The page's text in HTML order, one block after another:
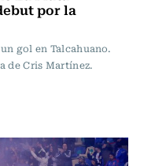
por la
gol en Talcahuano.
de Cris Martínez.